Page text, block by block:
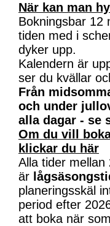
När kan man
Bokningsbar 12
tiden med i
dyker upp.
Kalendern är
ser du kvällar
Från
och under
alla dagar - se
Om du vill
klickar du här
Alla tider mellan
är
planeringsskäl
period efter
att boka när